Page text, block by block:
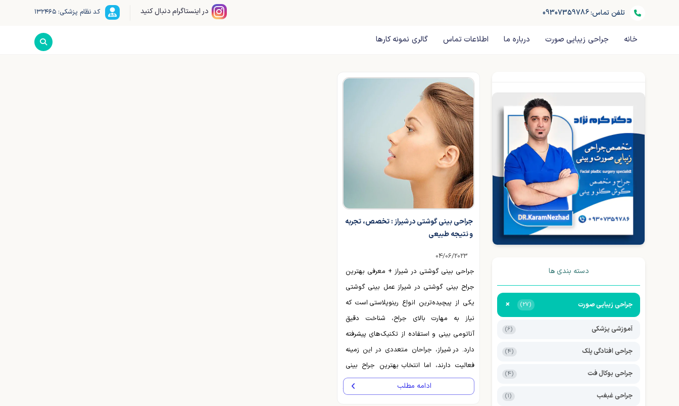
تلفن تماس: 09307359786 کد نظام پزشکی: ۱۳۲۴۶۵ در اینستاگرام دنبال کنید
خانه جراحی زیبایی صورت درباره ما اطلاعات تماس گالری نمونه کارها
جراحی بینی گوشتی در شیراز : تخصص، تجربه
و نتیجه طبیعی
04/06/2023
جراحی بینی گوشتی در شیراز + معرفی بهترین
جراح بینی گوشتی در شیراز عمل بینی گوشتی
یکی از پیچیده‌ترین انواع رینوپلاستی است که
نیاز به مهارت بالای جراح، شناخت دقیق
آناتومی بینی و استفاده از تکنیک‌های پیشرفته
دارد. در شیراز، جراحان متعددی در این زمینه
فعالیت دارند، اما انتخاب بهترین جراح بینی
گوشتی در شیراز می‌تواند تفاوت چشمگیری در
نتیجه نهایی ایجاد کند. در این مقاله، علاوه بر
ادامه مطلب
دسته بندی ها
جراحی زیبایی صورت (27)
+
آموزشی پزشکی (6)
جراحی افتادگی پلک (4)
جراحی بوکال فت (4)
جراحی غبغب (1)